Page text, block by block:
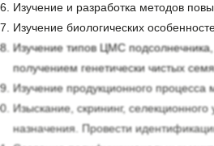
Изучение и разработка методов
Изучение биологических
Изучение типов ЦМС
получением генетически чистых
Изучение продукционного процесса
Изыскание, скрининг,
назначения. Провести